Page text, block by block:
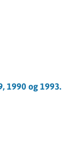
1990 og 1993.